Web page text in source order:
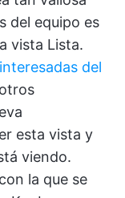
del equipo es
vista Lista.
del
esta vista y
viendo.
la que se